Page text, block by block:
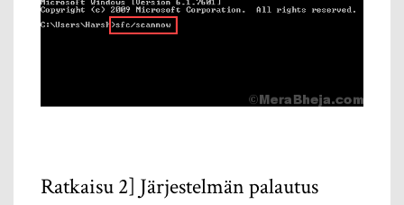
Ratkaisu 2] Järjestelmän palautus